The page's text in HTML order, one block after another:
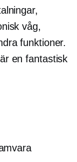
våg,
funktioner.
en fantastisk